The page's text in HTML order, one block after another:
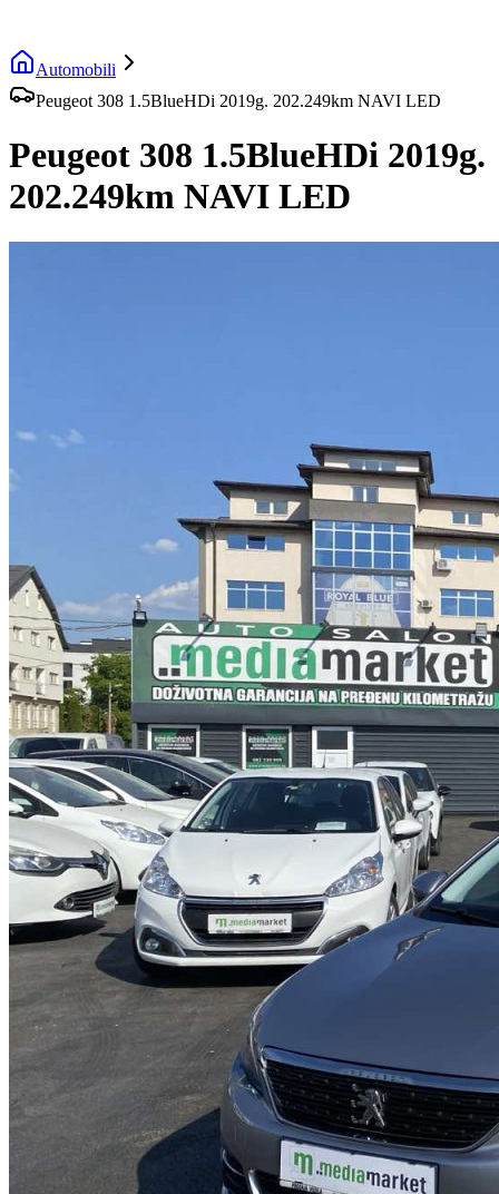
Automobili
Peugeot 308 1.5BlueHDi 2019g. 202.249km NAVI LED
Peugeot 308 1.5BlueHDi 2019g.
202.249km NAVI LED